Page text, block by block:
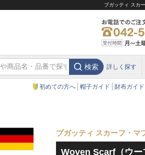
ブガッティ スカ
検索 詳しく探す
初めての方へ 帽子ガイド 財布ガイド
ブガッティ スカーフ・マ
Woven Scarf（ウー